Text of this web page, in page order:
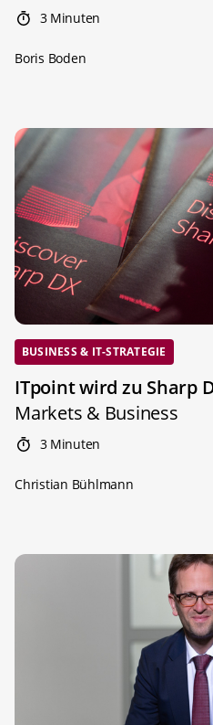
3 Minuten
Boris Boden
BUSINESS & IT-STRATEGIE
ITpoint wird zu Sharp
Markets & Business
3 Minuten
Christian Bühlmann